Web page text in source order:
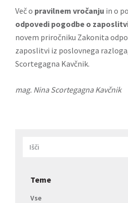
Več o pravilnem vročanju in o
odpovedi pogodbe o
novem priročniku Zakonita
zaposlitvi iz poslovnega razloga
Scortegagna Kavčnik.
mag. Nina Scortegagna Kavčnik
Teme
Vse